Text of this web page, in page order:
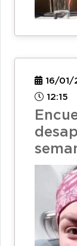
16/01/
12:15